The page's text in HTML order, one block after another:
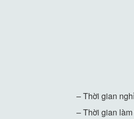
– Thời gian
– Thời gian